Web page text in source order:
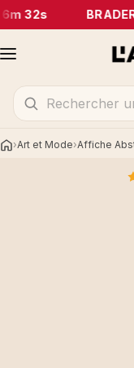
32s
AccueilArt et Mode Affiche